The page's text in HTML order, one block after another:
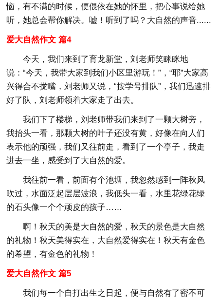
恼，有不满的时候，便偎依在她的怀里，把心事说给她
听，她总会帮你解决。嘘！听到了吗？大自然的声音......
爱大自然作文 篇4
今天，我们来到了育龙新堂，刘老师笑眯眯地
说：“今天，我带大家到我们小区里游玩！”，“耶”大家高
兴得合不拢嘴，刘老师又说，“按学号排队”，我们迅速排
好了队，刘老师领着大家走了出去。
我们下了楼梯，刘老师带我们来到了一颗大树旁，
我抬头一看，那颗大树的叶子还没有黄，好像在向人们
表示他的顽强，我们又往前走，看到了一个亭子，我走
进去一坐，感受到了大自然的爱。
我往前一看，前面有个池塘，我忽然感到一阵秋风
吹过，水面泛起层层波浪，我低头一看，水里花绿花绿
的石头像一个个顽皮的孩子……
啊！秋天的美是大自然的爱，秋天的景色是大自然
的礼物！秋天美得实在，大自然爱得实在！秋天有金色
的希望，有金色的礼物！
爱大自然作文 篇5
我们每一个自打出生之日起，便与自然有了密不可